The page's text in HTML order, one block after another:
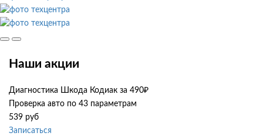
Наши акции
Диагностика Шкода Кодиак за 490₽
Проверка авто по 43 параметрам
539 руб
Записаться